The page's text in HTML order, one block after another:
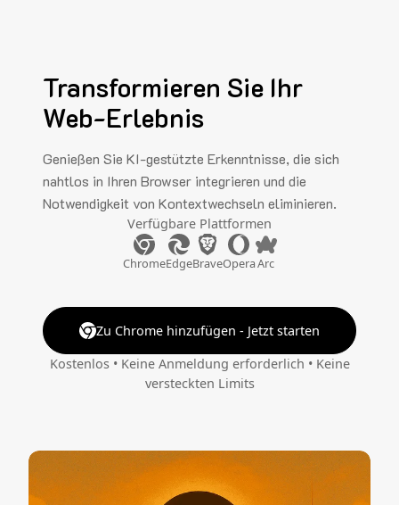
Transformieren Sie Ihr
Web-Erlebnis
Genießen Sie KI-gestützte Erkenntnisse, die sich
nahtlos in Ihren Browser integrieren und die
Notwendigkeit von Kontextwechseln eliminieren.
Verfügbare Plattformen
ChromeEdgeBraveOperaArc
Zu Chrome hinzufügen - Jetzt starten
Kostenlos • Keine Anmeldung erforderlich • Keine
versteckten Limits